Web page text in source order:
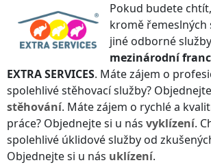
Pokud budete
kromě řemeslných
jiné odborné
mezinárodní
EXTRA SERVICES. Máte zájem o
spolehlivé stěhovací služby?
stěhování. Máte zájem o rychlé a
práce? Objednejte si u nás vyklízení.
spolehlivé úklidové služby od
Objednejte si u nás uklízení.